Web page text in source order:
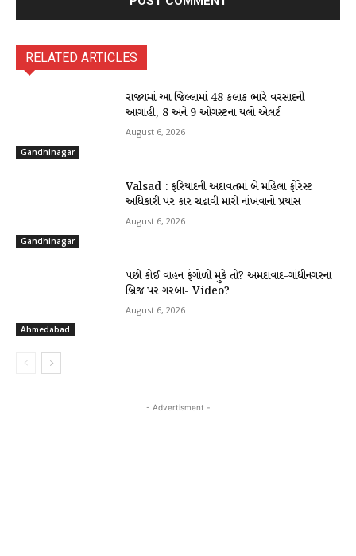
RELATED ARTICLES
Gandhinagar
રાજ્યમાં આ જિલ્લામાં 48 કલાક ભારે વરસાદની
આગાહી, 8 અને 9 ઓગસ્ટના યલો એલર્ટ
August 6, 2026
Gandhinagar
Valsad : ફરિયાદની અદાવતમાં બે મહિલા ફોરેસ્ટ
અધિકારી પર કાર ચઢાવી મારી નાંખવાનો પ્રયાસ
August 6, 2026
Ahmedabad
પછી કોઈ વાહન ફંગોળી મુકે તો? અમદાવાદ-ગાંધીનગરના
બ્રિજ પર ગરબા- Video?
August 6, 2026
- Advertisment -